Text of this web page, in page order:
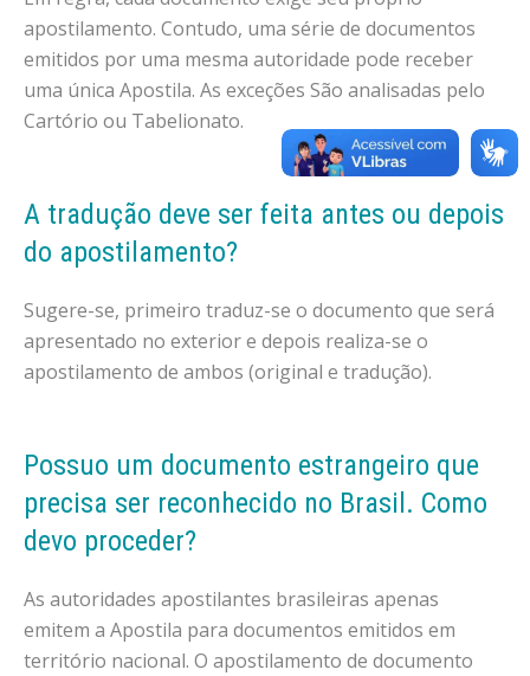
apostilamento. Contudo, uma série de documentos
emitidos por uma mesma autoridade pode receber
uma única Apostila. As exceções São analisadas pelo
Cartório ou Tabelionato.
A tradução deve ser feita antes ou depois
do apostilamento?
Sugere-se, primeiro traduz-se o documento que será
apresentado no exterior e depois realiza-se o
apostilamento de ambos (original e tradução).
Possuo um documento estrangeiro que
precisa ser reconhecido no Brasil. Como
devo proceder?
As autoridades apostilantes brasileiras apenas
emitem a Apostila para documentos emitidos em
território nacional. O apostilamento de documento